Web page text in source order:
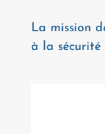
La mission
à la